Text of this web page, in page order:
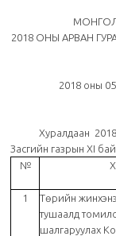
МОНГОЛ
2018 ОНЫ АРВАН
2018
Хуралдаан 2018
Засгийн газрын ХI
№
1
Төрийн
тушаалд
шалгаруулах